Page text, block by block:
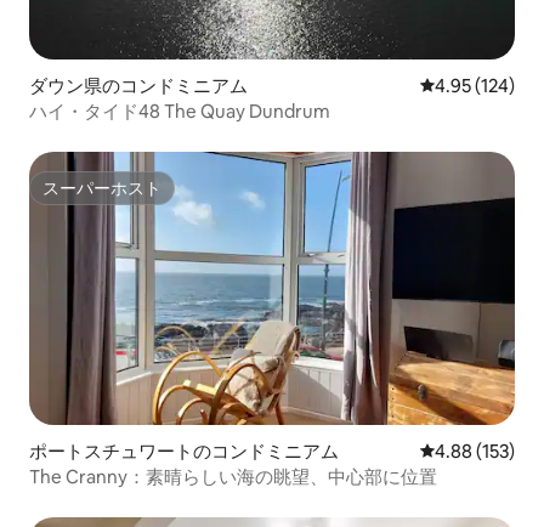
ダウン県のコンドミニアム レビュー124
4.95 (124)
ハイ・タイド48 The Quay Dundrum
スーパーホスト
スーパーホスト
ポートスチュワートのコンドミニアム レビュー153
4.88 (153)
The Cranny：素晴らしい海の眺望、中心部に位置